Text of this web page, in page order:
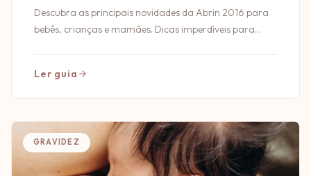
Descubra as principais novidades da Abrin 2016 para
bebês, crianças e mamães. Dicas imperdíveis para
Ler guia
GRAVIDEZ